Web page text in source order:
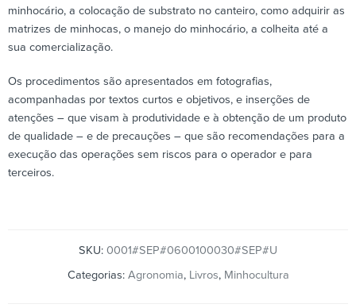
minhocário, a colocação de substrato no canteiro, como adquirir as
matrizes de minhocas, o manejo do minhocário, a colheita até a
sua comercialização.
Os procedimentos são apresentados em fotografias,
acompanhadas por textos curtos e objetivos, e inserções de
atenções – que visam à produtividade e à obtenção de um produto
de qualidade – e de precauções – que são recomendações para a
execução das operações sem riscos para o operador e para
terceiros.
SKU: 0001#SEP#0600100030#SEP#U
Categorias: Agronomia, Livros, Minhocultura